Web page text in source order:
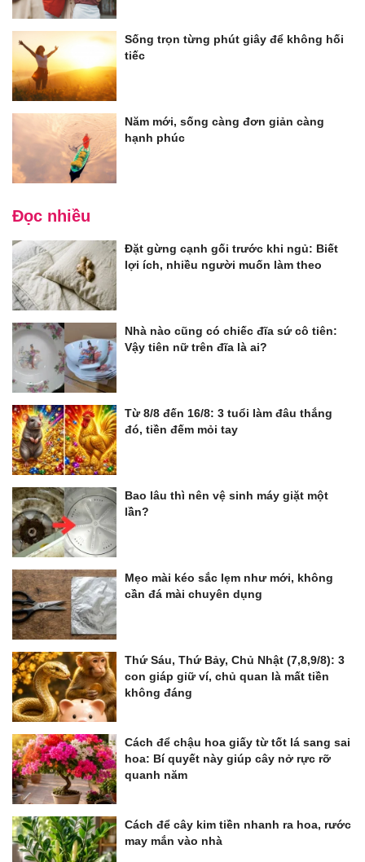
Sống trọn từng phút giây để không hối
tiếc
Năm mới, sống càng đơn giản càng
hạnh phúc
Đọc nhiều
Đặt gừng cạnh gối trước khi ngủ: Biết
lợi ích, nhiều người muốn làm theo
Nhà nào cũng có chiếc đĩa sứ cô tiên:
Vậy tiên nữ trên đĩa là ai?
Từ 8/8 đến 16/8: 3 tuổi làm đâu thắng
đó, tiền đếm mỏi tay
Bao lâu thì nên vệ sinh máy giặt một
lần?
Mẹo mài kéo sắc lẹm như mới, không
cần đá mài chuyên dụng
Thứ Sáu, Thứ Bảy, Chủ Nhật (7,8,9/8): 3
con giáp giữ ví, chủ quan là mất tiền
không đáng
Cách để chậu hoa giấy từ tốt lá sang sai
hoa: Bí quyết này giúp cây nở rực rỡ
quanh năm
Cách để cây kim tiền nhanh ra hoa, rước
may mắn vào nhà